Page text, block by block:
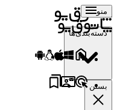
منو
دسته‌بندی‌ها
بستن